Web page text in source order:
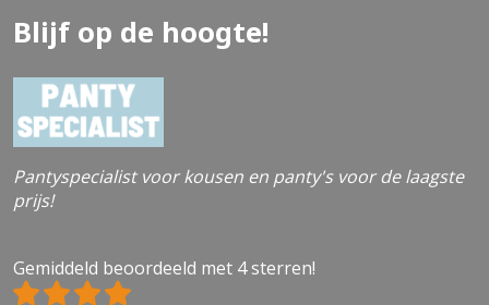
Blijf op de hoogte!
Pantyspecialist voor kousen en panty's voor de laagste
prijs!
Gemiddeld beoordeeld met 4 sterren!